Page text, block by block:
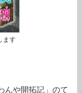
ます
んや開拓記」のて